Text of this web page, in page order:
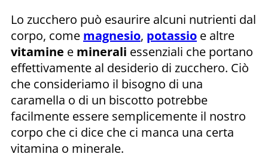
Lo zucchero può esaurire alcuni nutrienti dal
corpo, come magnesio, potassio e altre
vitamine e minerali essenziali che portano
effettivamente al desiderio di zucchero. Ciò
che consideriamo il bisogno di una
caramella o di un biscotto potrebbe
facilmente essere semplicemente il nostro
corpo che ci dice che ci manca una certa
vitamina o minerale.